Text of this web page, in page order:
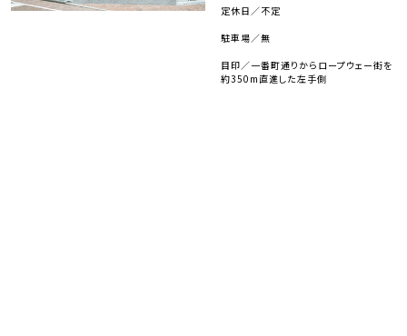
定休日／不定
駐車場／無
目印／一番町通りからロープウェー街を
約350m直進した左手側